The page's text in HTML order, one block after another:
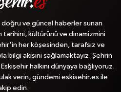
ve güncel haberler sunan
kültürünü ve dinamizmini
her köşesinden, tarafsız ve
bilgi akışını sağlamaktayız. Şehrin
halkını dünyaya bağlıyoruz.
verin, gündemi eskisehir.es ile
edin.